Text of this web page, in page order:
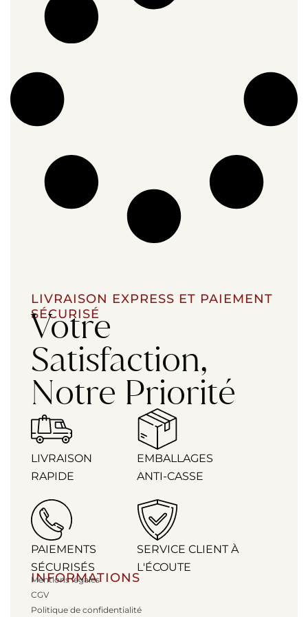
LIVRAISON EXPRESS ET PAIEMENT
SÉCURISÉ
Votre
Satisfaction,
Notre Priorité
LIVRAISON
RAPIDE
EMBALLAGES
ANTI-CASSE
PAIEMENTS
SÉCURISÉS
SERVICE CLIENT À
L'ÉCOUTE
INFORMATIONS
Mentions légales
CGV
Politique de confidentialité